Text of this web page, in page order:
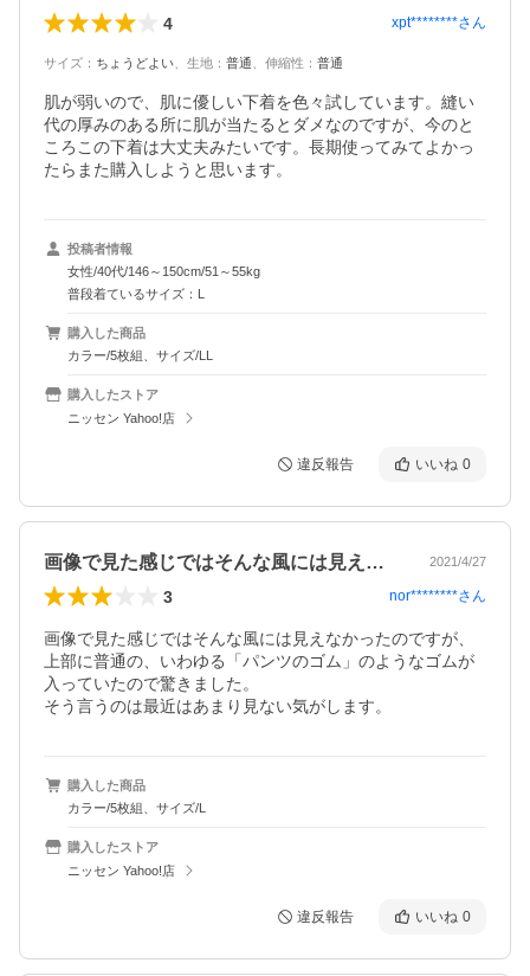
4 xpt********さん
サイズ ： ちょうどよい 生地 ： 普通 伸縮性 ： 普通
肌が弱いので、肌に優しい下着を色々試しています。縫い
代の厚みのある所に肌が当たるとダメなのですが、今のと
ころこの下着は大丈夫みたいです。長期使ってみてよかっ
たらまた購入しようと思います。
投稿者情報
女性/40代/146～150cm/51～55kg
普段着ているサイズ：L
購入した商品
カラー/5枚組、サイズ/LL
購入したストア
ニッセン Yahoo!店
違反報告 いいね 0
画像で見た感じではそんな風には見えなか… 2021/4/27
3 nor********さん
画像で見た感じではそんな風には見えなかったのですが、
上部に普通の、いわゆる「パンツのゴム」のようなゴムが
入っていたので驚きました。
そう言うのは最近はあまり見ない気がします。
購入した商品
カラー/5枚組、サイズ/L
購入したストア
ニッセン Yahoo!店
違反報告 いいね 0